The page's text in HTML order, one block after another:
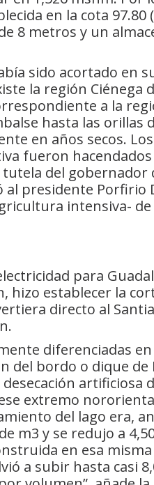
en la cota 97.80
8 metros y un
sido acortado en
la región Ciénega
a la
hasta las orillas
en años secos. Los
fueron
del gobernador
al presidente Porfirio
intensiva-
para
hizo establecer la
directo al
diferenciadas
del bordo o dique de
artificiosa
extremo
del lago era,
m3 y se redujo a
en esa misma
a subir hasta casi